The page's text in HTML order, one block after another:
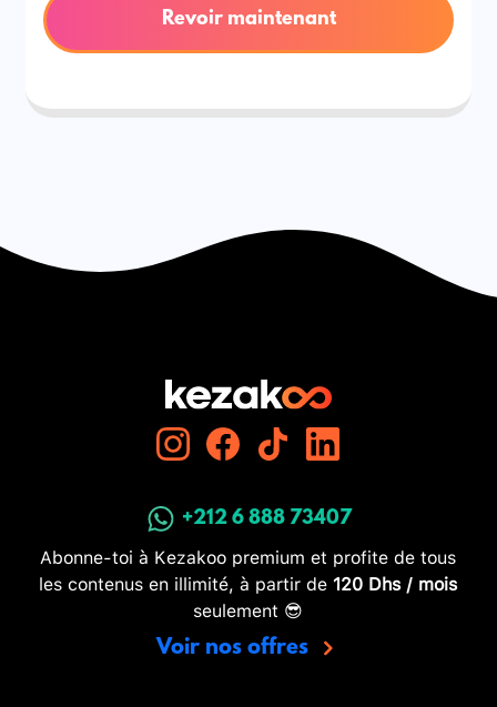
Revoir maintenant
+212 6 888 73407
Abonne-toi à Kezakoo premium et profite de tous
les contenus en illimité, à partir de 120 Dhs / mois
seulement 😎
Voir nos offres